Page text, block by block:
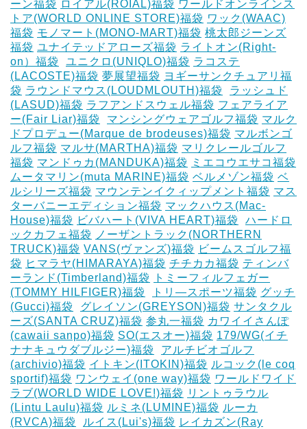
ーン福袋 ロイアル(ROIAL)福袋 ワールドオンラインス
トア(WORLD ONLINE STORE)福袋 ワック(WAAC)
福袋 モノマート(MONO-MART)福袋 桃太郎ジーンズ
福袋 ユナイテッドアローズ福袋 ライトオン(Right-
on）福袋
ユニクロ(UNIQLO)福袋 ラコステ
(LACOSTE)福袋 夢展望福袋 ヨギーサンクチュアリ福
袋 ラウンドマウス(LOUDMLOUTH)福袋
ラッシュド
(LASUD)福袋 ラフアンドスウェル福袋 フェアライア
ー(Fair Liar)福袋
マンシングウェアゴルフ福袋 マルク
ドプロデュー(Marque de brodeuses)福袋 マルボンゴ
ルフ福袋 マルサ(MARTHA)福袋 マリクレールゴルフ
福袋 マンドゥカ(MANDUKA)福袋
ミエコウエサコ福袋
ムータマリン(muta MARINE)福袋 ベルメゾン福袋 ベ
ルシリーズ福袋 マウンテンイクィップメント福袋 マス
ターバニーエディション福袋 マックハウス(Mac-
House)福袋 ビバハート(VIVA HEART)福袋
ハードロ
ックカフェ福袋
ノーザントラック(NORTHERN
TRUCK)福袋 VANS(ヴァンズ)福袋 ビームスゴルフ福
袋 ヒマラヤ(HIMARAYA)福袋 チチカカ福袋 ティンバ
ーランド(Timberland)福袋
トミーフィルフェガー
(TOMMY HILFIGER)福袋
トリ―スポーツ福袋 グッチ
(Gucci)福袋
グレイソン(GREYSON)福袋 サンタクル
ーズ(SANTA CRUZ)福袋 参丸一福袋 カワイイさんぽ
(cawaii sanpo)福袋 SO(エスオー)福袋 179/WG(イチ
ナナキュウダブルジー)福袋
アルチビオゴルフ
(archivio)福袋 イトキン(ITOKIN)福袋 ルコック(le coq
sportif)福袋 ワンウェイ(one way)福袋 ワールドワイド
ラブ(WORLD WIDE LOVE!)福袋 リントゥラウル
(Lintu Laulu)福袋 ルミネ(LUMINE)福袋 ルーカ
(RVCA)福袋
ルイス(Lui's)福袋 レイカズン(Ray